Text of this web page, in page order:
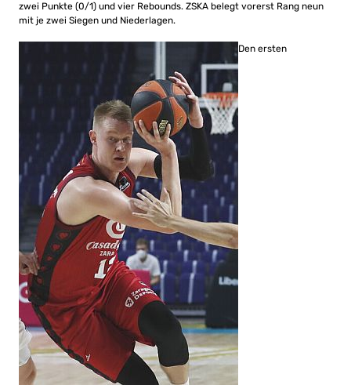
zwei Punkte (0/1) und vier Rebounds. ZSKA belegt vorerst Rang neun
mit je zwei Siegen und Niederlagen.
Den ersten